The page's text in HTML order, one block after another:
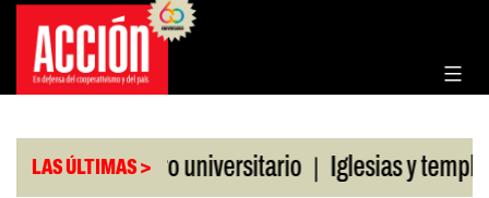
Saltar
contenido
LAS ÚLTIMAS >
al paro universitario | Iglesias y templos